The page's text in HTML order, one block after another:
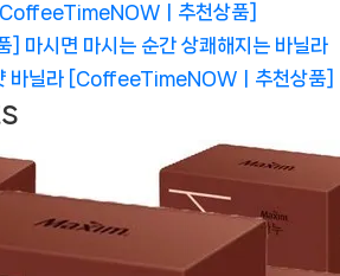
ㅣ추천상품]
] 마시면 마시는 순간 상쾌해지는 바닐라
바닐라 [CoffeeTimeNOWㅣ추천상품]